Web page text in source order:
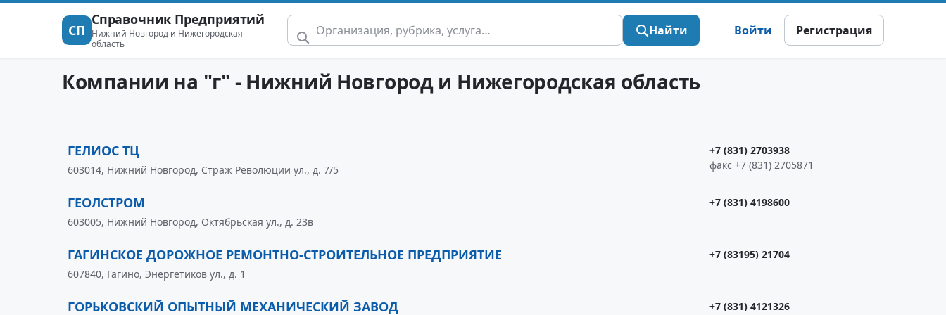
СП
Справочник Предприятий
Нижний Новгород и Нижегородская
область
Найти Войти Регистрация
Компании на "г" - Нижний Новгород и Нижегородская область
ГЕЛИОС ТЦ
+7 (831) 2703938
факс +7 (831) 2705871
603014, Нижний Новгород, Страж Революции ул., д. 7/5
ГЕОЛСТРОМ
+7 (831) 4198600
603005, Нижний Новгород, Октябрьская ул., д. 23в
ГАГИНСКОЕ ДОРОЖНОЕ РЕМОНТНО-СТРОИТЕЛЬНОЕ ПРЕДПРИЯТИЕ
+7 (83195) 21704
607840, Гагино, Энергетиков ул., д. 1
ГОРЬКОВСКИЙ ОПЫТНЫЙ МЕХАНИЧЕСКИЙ ЗАВОД +7 (831) 4121326